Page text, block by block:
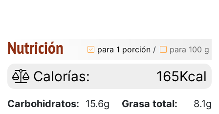
Nutrición para 1 porción / para 100 g
Calorías: 165Kcal
Carbohidratos: 15.6g Grasa total:
8.1g